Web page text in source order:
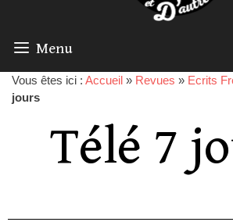
Menu
Vous êtes ici : Accueil » Revues » Ecrits
jours
Télé 7